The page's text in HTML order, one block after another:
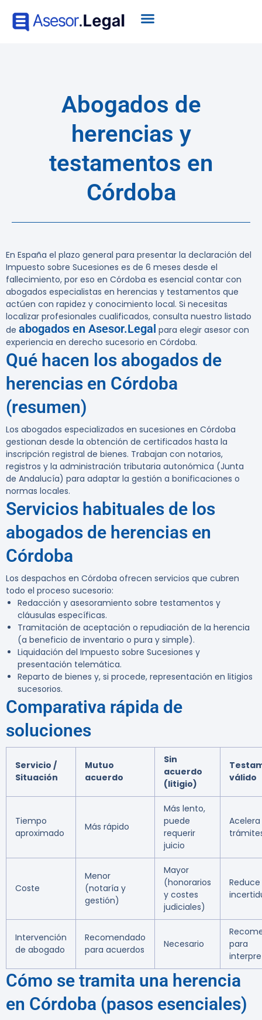
Abogados de
herencias y
testamentos en
Córdoba
En España el plazo general para presentar la declaración del
Impuesto sobre Sucesiones es de 6 meses desde el
fallecimiento, por eso en Córdoba es esencial contar con
abogados especialistas en herencias y testamentos que
actúen con rapidez y conocimiento local. Si necesitas
localizar profesionales cualificados, consulta nuestro listado
de abogados en Asesor.Legal para elegir asesor con
experiencia en derecho sucesorio en Córdoba.
Qué hacen los abogados de
herencias en Córdoba
(resumen)
Los abogados especializados en sucesiones en Córdoba
gestionan desde la obtención de certificados hasta la
inscripción registral de bienes. Trabajan con notarios,
registros y la administración tributaria autonómica (Junta
de Andalucía) para adaptar la gestión a bonificaciones o
normas locales.
Servicios habituales de los
abogados de herencias en
Córdoba
Los despachos en Córdoba ofrecen servicios que cubren
todo el proceso sucesorio:
Redacción y asesoramiento sobre testamentos y
cláusulas específicas.
Tramitación de aceptación o repudiación de la herencia
(a beneficio de inventario o pura y simple).
Liquidación del Impuesto sobre Sucesiones y
presentación telemática.
Reparto de bienes y, si procede, representación en litigios
sucesorios.
Comparativa rápida de
soluciones
Servicio /
Situación
Mutuo
acuerdo
Sin
acuerdo
(litigio)
válido
Tiempo
aproximado
Más rápido
Más lento,
puede
requerir
juicio
Acelera
Coste
Menor
(notaría y
gestión)
Mayor
(honorarios
y costes
judiciales)
Reduce
Intervención
de abogado
Recomendado
para acuerdos
Necesario
para
Cómo se tramita una herencia
en Córdoba (pasos esenciales)